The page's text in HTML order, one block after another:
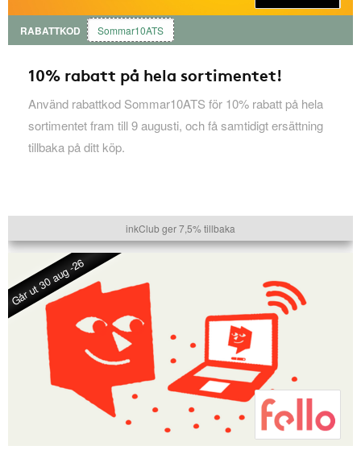
RABATTKOD Sommar10ATS
10% rabatt på hela sortimentet!
Använd rabattkod Sommar10ATS för 10% rabatt på hela
sortimentet fram till 9 augusti, och få samtidigt ersättning
tillbaka på ditt köp.
inkClub ger 7,5% tillbaka
Går ut 30 aug -26